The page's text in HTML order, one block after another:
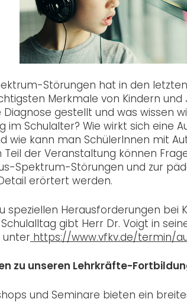
Störungen hat in den
Merkmale von Kindern
Diagnose gestellt und was wissen
im Schulalter? Wie wirkt sich eine
wie kann man SchülerInnen mit
der Veranstaltung können
Spektrum-Störungen und zur
erörtert werden.
speziellen Herausforderungen bei
gibt Herr Dr. Voigt in
unter https://www.vfkv.de/termin/
zu unseren Lehrkräfte-
und Seminare bieten ein